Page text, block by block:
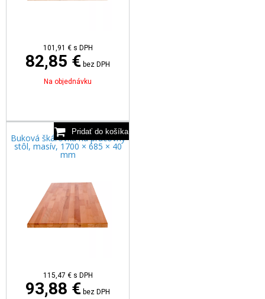
101,91 € s DPH
82,85 € bez DPH
Na objednávku
Buková škárovka na pracovný
stôl, masív, 1700 × 685 × 40
mm
115,47 € s DPH
93,88 € bez DPH